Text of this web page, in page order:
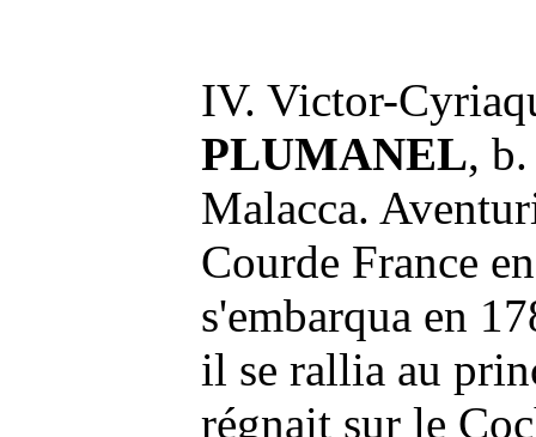
IV. Victor-
PLUMANEL,
Malacca.
Courde France
s'embarqua en
il se rallia au
régnait sur le